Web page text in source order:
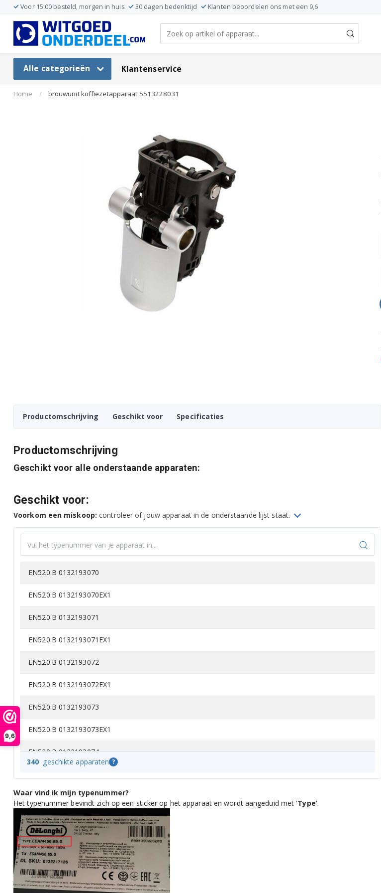
9,6
Voor 15:00 besteld, morgen in huis 30 dagen bedenktijd Klanten beoordelen ons met een 9,6
Alle categorieën Klantenservice
Home / brouwunit koffiezetapparaat 5513228031
Productomschrijving Geschikt voor Specificaties
Productomschrijving
Geschikt voor alle onderstaande apparaten:
Geschikt voor:
Voorkom een miskoop: controleer of jouw apparaat in de onderstaande lijst staat.
EN520.B 0132193070
EN520.B 0132193070EX1
EN520.B 0132193071
EN520.B 0132193071EX1
EN520.B 0132193072
EN520.B 0132193072EX1
EN520.B 0132193073
EN520.B 0132193073EX1
EN520.B 0132193074
EN520.B 0132193075
EN520.B 0132193075EX1
EN520.B 0132193076
EN520.B 0132193076EX1
EN520.B 0132193077
340 geschikte apparaten ?
Waar vind ik mijn typenummer?
Het typenummer bevindt zich op een sticker op het apparaat en wordt aangeduid met 'Type'.